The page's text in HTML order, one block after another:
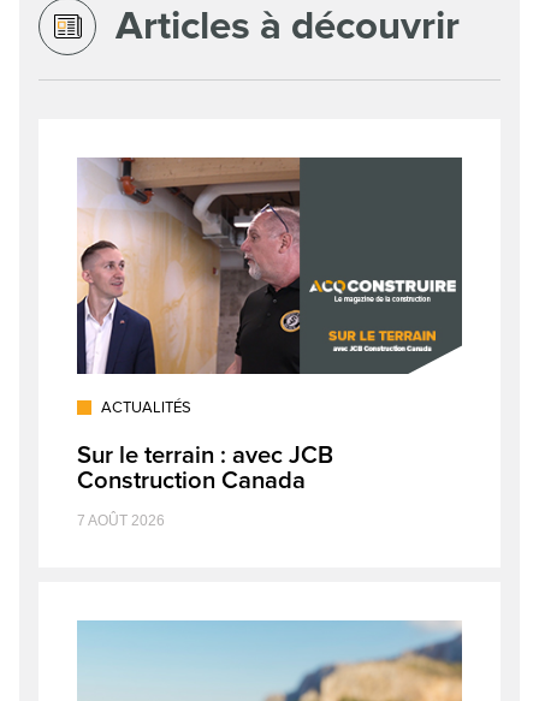
Articles à découvrir
ACTUALITÉS
Sur le terrain : avec JCB
Construction Canada
7 AOÛT 2026